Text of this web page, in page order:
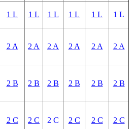
1 L 1 L 1 L 1 L 1 L 1 L
2 A 2 A 2 A 2 A 2 A 2 A
2 B 2 B 2 B 2 B 2 B 2 B
2 C 2 C 2 C 2 C 2 C 2 C